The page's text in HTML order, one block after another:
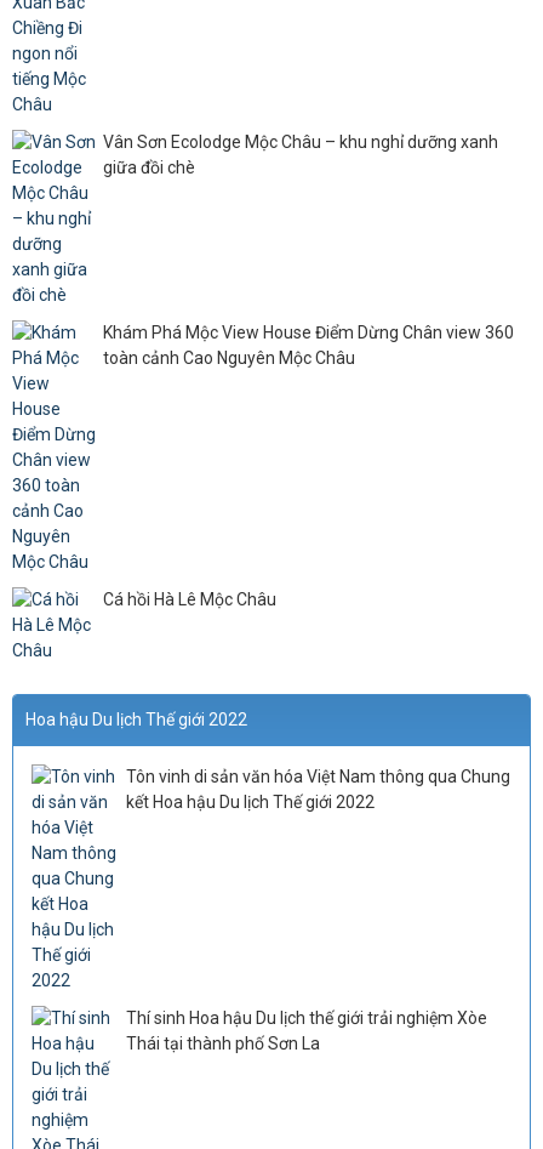
Vân Sơn Ecolodge Mộc Châu – khu nghỉ dưỡng xanh
giữa đồi chè
Khám Phá Mộc View House Điểm Dừng Chân view 360
toàn cảnh Cao Nguyên Mộc Châu
Cá hồi Hà Lê Mộc Châu
Hoa hậu Du lịch Thế giới 2022
Tôn vinh di sản văn hóa Việt Nam thông qua Chung
kết Hoa hậu Du lịch Thế giới 2022
Thí sinh Hoa hậu Du lịch thế giới trải nghiệm Xòe
Thái tại thành phố Sơn La